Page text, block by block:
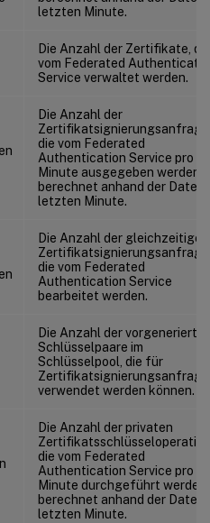
letzten Minute.
Die Anzahl der Zertifikate, die
vom Federated
Service verwaltet werden.
Die Anzahl der
die vom Federated
Authentication Service pro
Minute ausgegeben werden,
berechnet anhand der Daten
letzten Minute.
Die Anzahl der gleichzeitigen
die vom Federated
Authentication Service
bearbeitet werden.
Die Anzahl der
Schlüsselpaare im
Schlüsselpool, die für
verwendet werden können.
Die Anzahl der privaten
die vom Federated
Authentication Service pro
Minute durchgeführt werden,
berechnet anhand der Daten
letzten Minute.